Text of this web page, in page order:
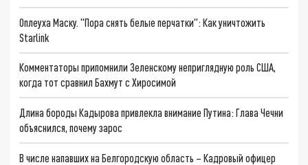
Оплеуха Маску. "Пора снять белые перчатки": Как уничтожить
Starlink
Комментаторы припомнили Зеленскому неприглядную роль США,
когда тот сравнил Бахмут с Хиросимой
Длина бороды Кадырова привлекла внимание Путина: Глава Чечни
объяснился, почему зарос
В числе напавших на Белгородскую область – Кадровый офицер